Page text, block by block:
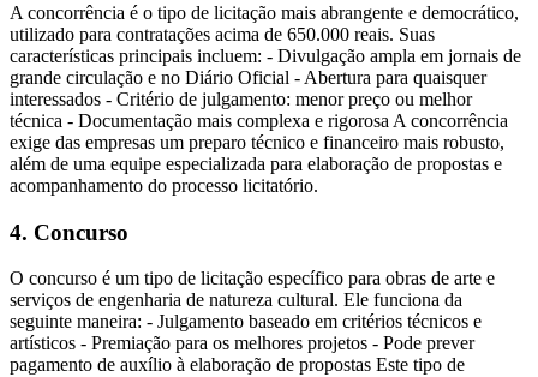
A concorrência é o tipo de licitação mais abrangente e democrático,
utilizado para contratações acima de 650.000 reais. Suas
características principais incluem: - Divulgação ampla em jornais de
grande circulação e no Diário Oficial - Abertura para quaisquer
interessados - Critério de julgamento: menor preço ou melhor
técnica - Documentação mais complexa e rigorosa A concorrência
exige das empresas um preparo técnico e financeiro mais robusto,
além de uma equipe especializada para elaboração de propostas e
acompanhamento do processo licitatório.
4. Concurso
O concurso é um tipo de licitação específico para obras de arte e
serviços de engenharia de natureza cultural. Ele funciona da
seguinte maneira: - Julgamento baseado em critérios técnicos e
artísticos - Premiação para os melhores projetos - Pode prever
pagamento de auxílio à elaboração de propostas Este tipo de